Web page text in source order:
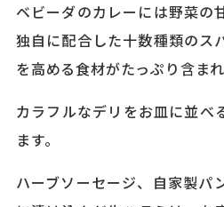
ベビーダのカレーには野菜の
独自に配合した十数種類のス
を高める食材がたっぷり含まれ
カラフルなデリをお皿に並べ
ます。
ハーブソーセージ、自家製パ